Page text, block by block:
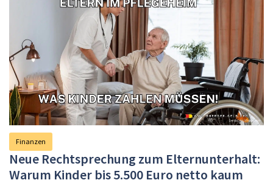
Finanzen
Neue Rechtsprechung zum Elternunterhalt:
Warum Kinder bis 5.500 Euro netto kaum